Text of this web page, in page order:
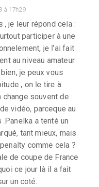
à 17h29
je leur répond cela :
participer à une
je l’ai fait
au niveau amateur
je peux vous
, on le tire à
change souvent de
vidéo, parceque au
.Panelka a tenté un
tant mieux, mais
comme cela ?
de coupe de France
ce jour là il a fait
un coté.